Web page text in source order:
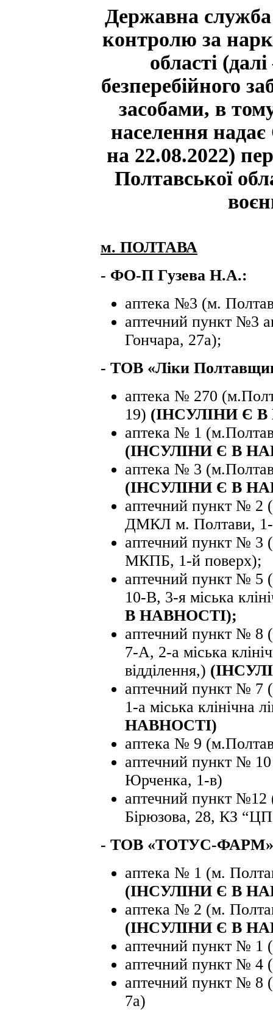
Державна служба
контролю за
області
безперебійного
засобами, в
населення
на 22.08.2022)
Полтавської
м. ПОЛТАВА
- ФО-П Гузева Н.А.:
аптека №3 (м.
аптечний пункт №3
Гончара, 27а);
- ТОВ «Ліки
аптека № 270
19) (ІНСУЛІНИ Є
аптека № 1
(ІНСУЛІНИ Є В
аптека № 3
(ІНСУЛІНИ Є В
аптечний пункт № 2
ДМКЛ м. Полтави, 1-
аптечний пункт № 3
МКПБ, 1-й поверх);
аптечний пункт № 5
10-В, 3-я міська
В НАВНОСТІ);
аптечний пункт № 8
7-А, 2-а міська
відділення,)
аптечний пункт № 7
1-а міська клінічна
НАВНОСТІ)
аптека № 9
аптечний пункт №
Юрченка, 1-в)
аптечний пункт
Бірюзова, 28, КЗ
- ТОВ «ТОТУС-
аптека № 1 (м.
(ІНСУЛІНИ Є В
аптека № 2 (м.
(ІНСУЛІНИ Є В
аптечний пункт № 1
аптечний пункт № 4
аптечний пункт № 8
7а)